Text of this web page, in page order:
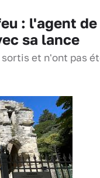
: l'agent de
sa lance
sortis et n'ont pas